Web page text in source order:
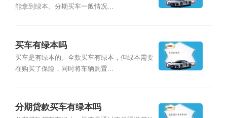
能拿到绿本。分期买车一般情况...
买车有绿本吗
买车是有绿本的。全款买车有绿本，但绿本需要
在购买了保险，同时将车辆购置...
分期贷款买车有绿本吗